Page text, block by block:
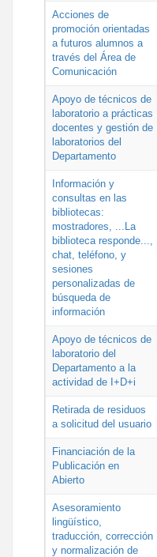
Acciones de
promoción orientadas
a futuros alumnos a
través del Área de
Comunicación
Apoyo de técnicos de
laboratorio a prácticas
docentes y gestión de
laboratorios del
Departamento
Información y
consultas en las
bibliotecas:
mostradores, ...La
biblioteca responde...,
chat, teléfono, y
sesiones
personalizadas de
búsqueda de
información
Apoyo de técnicos de
laboratorio del
Departamento a la
actividad de I+D+i
Retirada de residuos
a solicitud del usuario
Financiación de la
Publicación en
Abierto
Asesoramiento
lingüístico,
traducción, corrección
y normalización de